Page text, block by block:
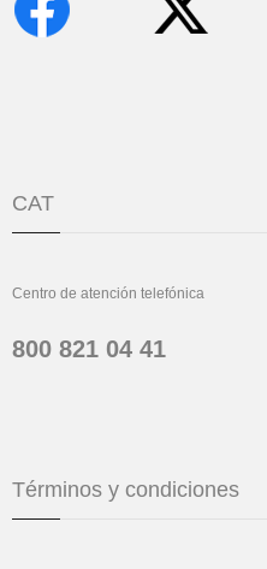
CAT
Centro de atención telefónica
800 821 04 41
Términos y condiciones